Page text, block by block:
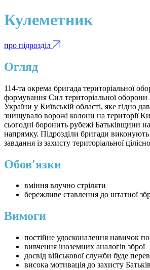
Кулеметник
про підрозділ
Огляд
114-та окрема бригада територіальної
формування Сил територіальної
України у Київській області, яке гідно
знищувало ворожі колони на території
сьогодні боронить рубежі Батьківщини
напрямку. Підрозділи бригади виконують
завдання із захисту територіальної
Обов'язки
вміння влучно стріляти
бережливе ставлення до штатної
Вимоги
постійне удосконалення навичок
вивчення іноземних аналогів зброї
досвід військової служби буде
висока мотивація до захисту